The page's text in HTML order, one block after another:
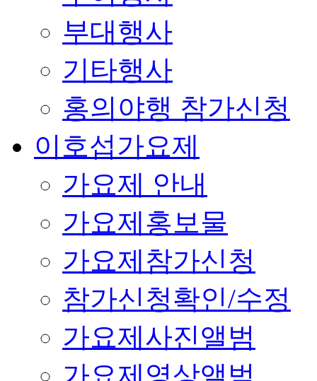
부대행사
기타행사
홍의야행 참가신청
이호섭가요제
가요제 안내
가요제홍보물
가요제참가신청
참가신청확인/수정
가요제사진앨범
가요제영상앨범